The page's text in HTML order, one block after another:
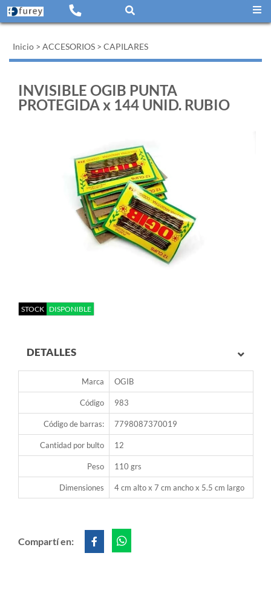
Inicio > ACCESORIOS > CAPILARES
INVISIBLE OGIB PUNTA
PROTEGIDA x 144 UNID. RUBIO
STOCK DISPONIBLE
DETALLES
Marca OGIB
Código 983
Código de barras: 7798087370019
Cantidad por bulto 12
Peso 110 grs
Dimensiones 4 cm alto x 7 cm ancho x 5.5 cm largo
Compartí en: